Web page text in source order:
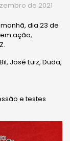
de 2021
dia 23 de
ação,
José Luiz, Duda,
e testes